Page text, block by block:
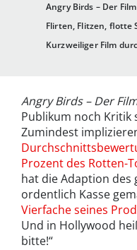
Angry Birds – Der
Flirten, Flitzen, flotte
Kurzweiliger Film
Angry Birds – Der
Publikum noch Kritik
Zumindest
Prozent des Rotten-
hat die Adaption des
ordentlich Kasse
Vierfache seines
Und in Hollywood
bitte!“